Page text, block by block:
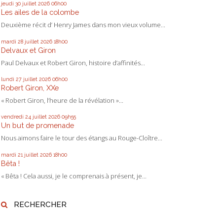
jeudi 30 juillet 2026 06h00
Les ailes de la colombe
Deuxième récit d’ Henry James dans mon vieux volume...
mardi 28 juillet 2026 18h00
Delvaux et Giron
Paul Delvaux et Robert Giron, histoire d’affinités...
lundi 27 juillet 2026 06h00
Robert Giron, XXe
« Robert Giron, l’heure de la révélation »...
vendredi 24 juillet 2026 09h55
Un but de promenade
Nous aimons faire le tour des étangs au Rouge-Cloître...
mardi 21 juillet 2026 18h00
Bêta !
« Bêta ! Cela aussi, je le comprenais à présent, je...
RECHERCHER